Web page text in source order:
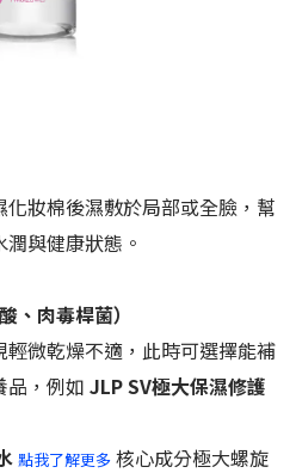
妝棉後濕敷於局部或全臉，幫
與健康狀態。
、肉毒桿菌）
微乾燥不適，此時可選擇能補
品，例如 JLP SV極大保濕修護
點我了解更多 核心成分極大螺旋